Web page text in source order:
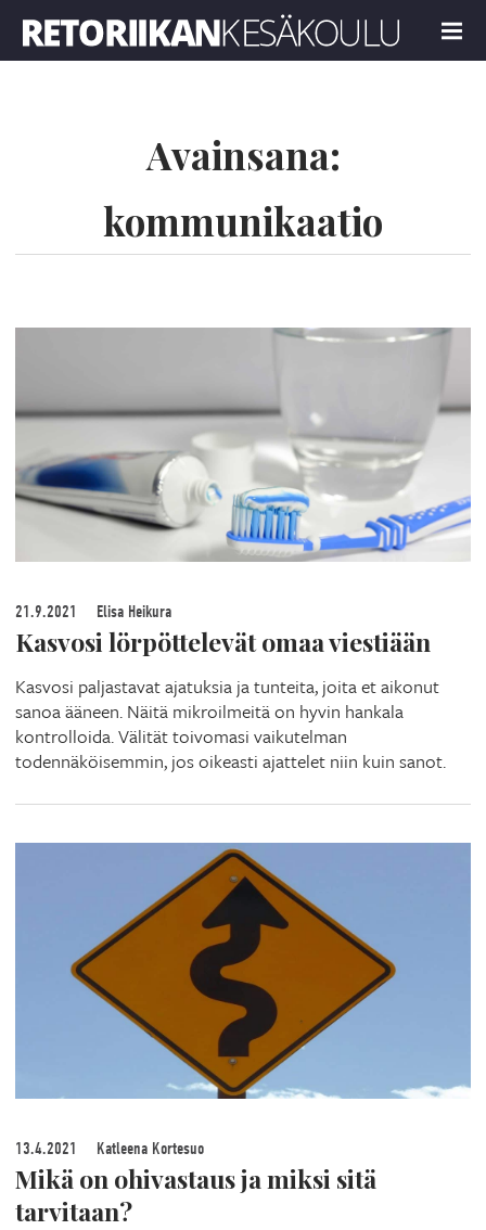
MENU
Avainsana:
kommunikaatio
21.9.2021 Elisa Heikura
Kasvosi lörpöttelevät omaa viestiään
Kasvosi paljastavat ajatuksia ja tunteita, joita et aikonut
sanoa ääneen. Näitä mikroilmeitä on hyvin hankala
kontrolloida. Välität toivomasi vaikutelman
todennäköisemmin, jos oikeasti ajattelet niin kuin sanot.
13.4.2021 Katleena Kortesuo
Mikä on ohivastaus ja miksi sitä
tarvitaan?